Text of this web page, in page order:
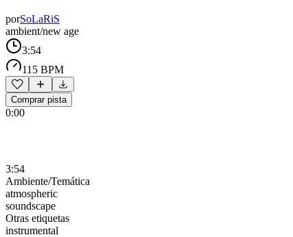
porSoLaRiS
ambient/new age
3:54
115 BPM
Comprar pista
0:00
3:54
Ambiente/Temática
atmospheric
soundscape
Otras etiquetas
instrumental